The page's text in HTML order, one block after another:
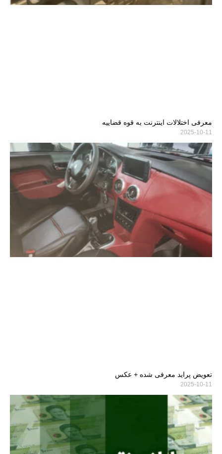
معرفی اختلالات اینترنت به قوه قضاییه
2025-10-11
تعویض پراید معرفی شده + عکس
2025-10-11